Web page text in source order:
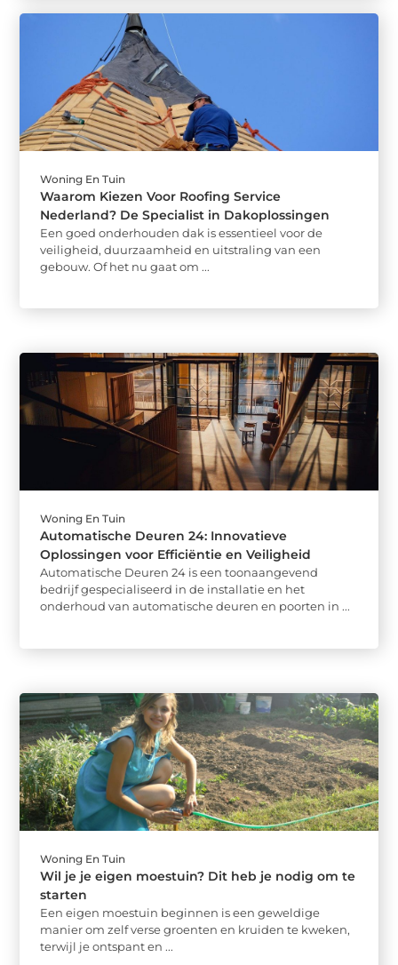
Woning En Tuin
Waarom Kiezen Voor Roofing Service
Nederland? De Specialist in Dakoplossingen
Een goed onderhouden dak is essentieel voor de
veiligheid, duurzaamheid en uitstraling van een
gebouw. Of het nu gaat om ...
Woning En Tuin
Automatische Deuren 24: Innovatieve
Oplossingen voor Efficiëntie en Veiligheid
Automatische Deuren 24 is een toonaangevend
bedrijf gespecialiseerd in de installatie en het
onderhoud van automatische deuren en poorten in ...
Woning En Tuin
Wil je je eigen moestuin? Dit heb je nodig om te
starten
Een eigen moestuin beginnen is een geweldige
manier om zelf verse groenten en kruiden te kweken,
terwijl je ontspant en ...